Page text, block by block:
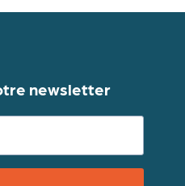
newsletter